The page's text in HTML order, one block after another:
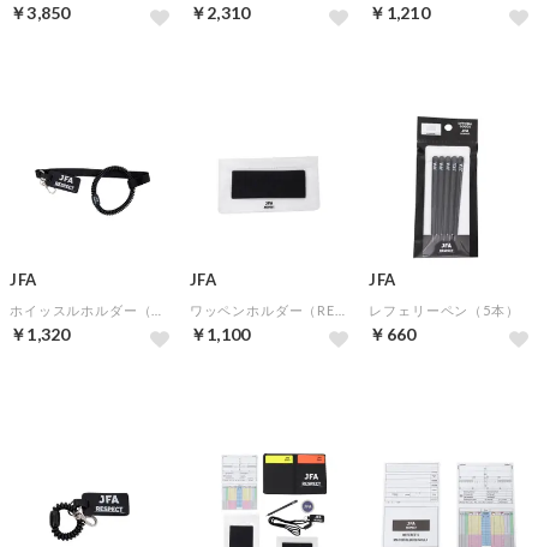
￥3,850 ￥2,310 ￥1,210
JFA
￥1,320
JFA
￥1,100
JFA
レフェリーペン（5本）
￥660